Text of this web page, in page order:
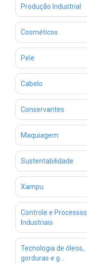
Produção Industrial
Cosméticos
Pele
Cabelo
Conservantes
Maquiagem
Sustentabilidade
Xampu
Controle e Processos
Industriais
Tecnologia de óleos,
gorduras e g...